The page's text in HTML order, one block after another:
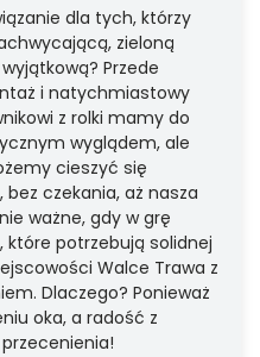
dla tych, którzy
zieloną
Przede
i natychmiastowy
z rolki mamy do
wyglądem, ale
cieszyć się
czekania, aż nasza
ważne, gdy w grę
które potrzebują solidnej
Walce Trawa z
Dlaczego? Ponieważ
oka, a radość z